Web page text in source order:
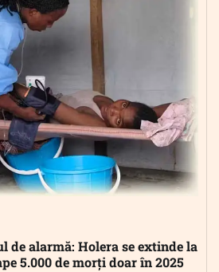
de alarmă: Holera se extinde la
5.000 de morți doar în 2025